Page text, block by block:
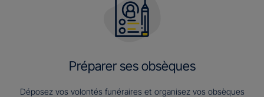
Préparer ses obsèques
Déposez vos volontés funéraires et organisez vos obsèques